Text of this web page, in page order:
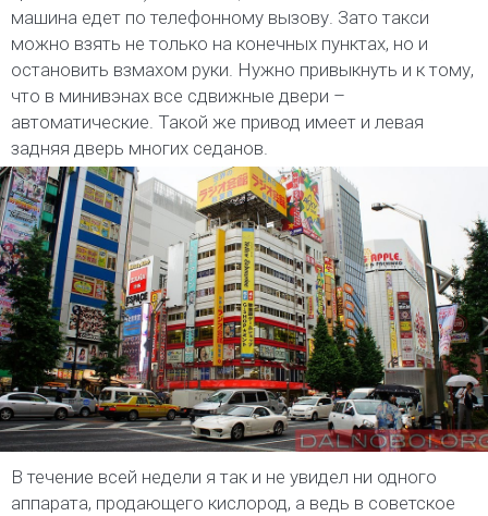
машина едет по телефонному вызову. Зато такси
можно взять не только на конечных пунктах, но и
остановить взмахом руки. Нужно привыкнуть и к тому,
что в минивэнах все сдвижные двери –
автоматические. Такой же привод имеет и левая
задняя дверь многих седанов.
В течение всей недели я так и не увидел ни одного
аппарата, продающего кислород, а ведь в советское